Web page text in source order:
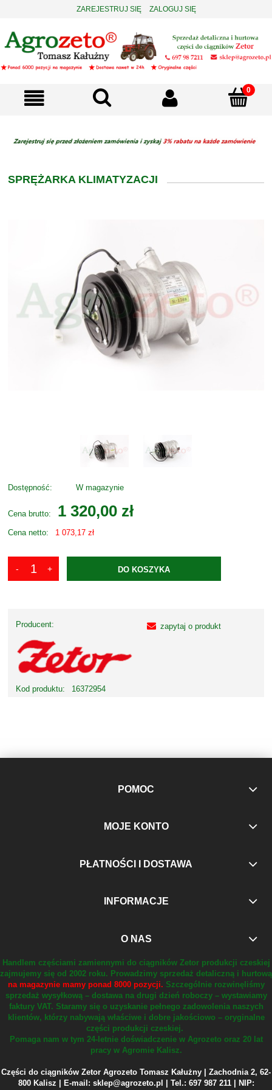
ZAREJESTRUJ SIĘ ZALOGUJ SIĘ
SPRĘŻARKA KLIMATYZACJI
Dostępność: W magazynie
Cena brutto: 1 320,00 zł
Cena netto: 1 073,17 zł
DO KOSZYKA
Producent:
Kod produktu: 16372954
zapytaj o produkt
POMOC
MOJE KONTO
PŁATNOŚCI I DOSTAWA
INFORMACJE
O NAS
Handlem częściami zamiennymi do ciągników Zetor produkcji czeskiej
zajmujemy się od 2002 roku. Prowadzimy sprzedaż detaliczną i hurtową
na magazynie mamy ponad 8000 pozycji. Szczególnie rozwinęliśmy
sprzedaż wysyłkową – dostawa na drugi dzień roboczy – wystawiamy
faktury VAT. Staramy się o uzyskanie pełnego zadowolenia naszych
klientów, którzy nabywają właściwe i dobre jakościowo – oryginalne
części produkcji czeskiej.
Pomaga nam w tym 24-letnie doświadczenie w Agrozeto oraz 20 lat
pracy w Agromie Kalisz.
Części do ciągników Zetor Agrozeto Tomasz Kałużny | Zachodnia 2, 62-
800 Kalisz | E-mail: sklep@agrozeto.pl | Tel.: 697 987 211 | NIP: